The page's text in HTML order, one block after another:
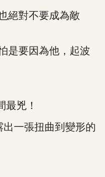
對不要成為敵
要因為他，起波
最兇！
一張扭曲到變形的